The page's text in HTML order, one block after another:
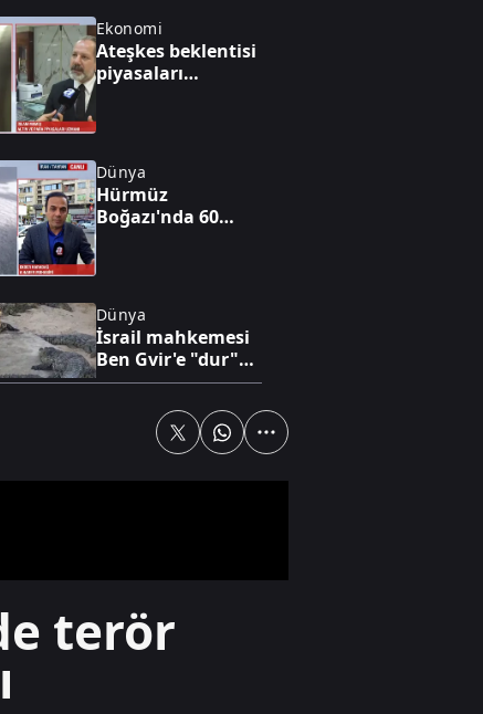
Ekonomi
Ateşkes beklentisi
piyasaları
Dünya
Hürmüz
Boğazı'nda 60
Dünya
İsrail mahkemesi
Ben Gvir'e "dur"
dedi
Gabar'da petrol
Çelik: "Üçüncü göz
diye bir şey yok,
terör